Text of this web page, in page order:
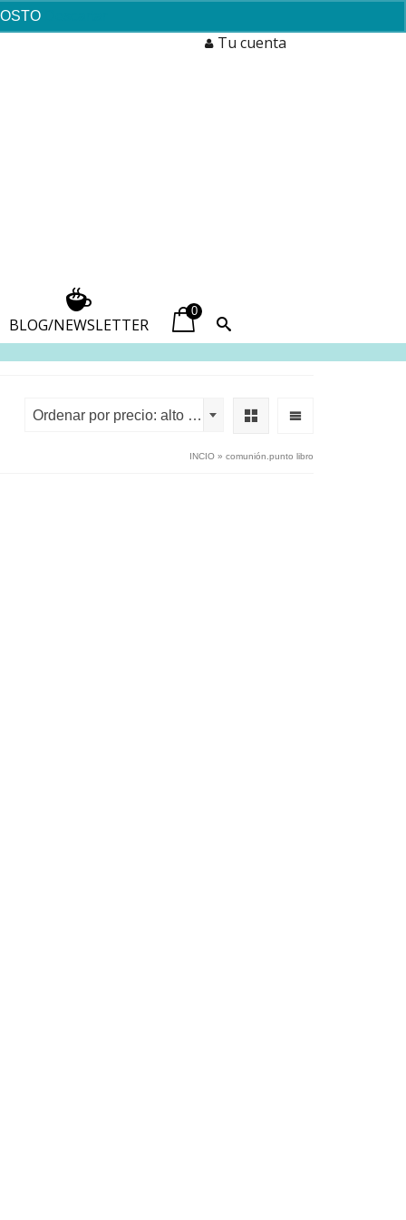
Tu cuenta
BLOG/NEWSLETTER
0
Ordenar por precio: alto a bajo
INCIO » comunión.punto libro